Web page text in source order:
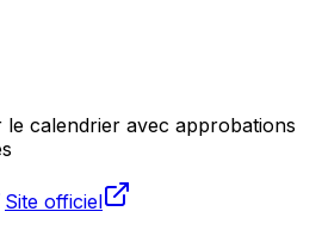
le calendrier avec approbations
Site officiel